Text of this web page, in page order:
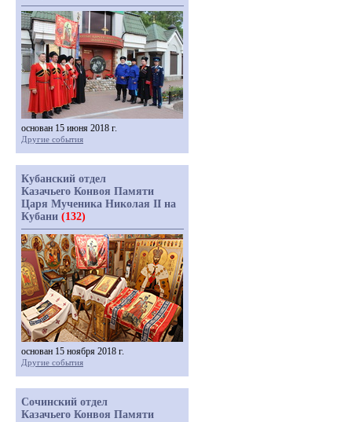
основан 15 июня 2018 г.
Другие события
Кубанский отдел
Казачьего Конвоя Памяти
Царя Мученика Николая II на
Кубани (132)
основан 15 ноября 2018 г.
Другие события
Сочинский отдел
Казачьего Конвоя Памяти